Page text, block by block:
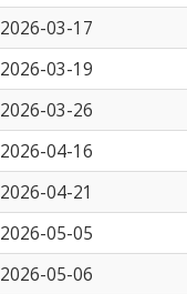
2026-03-17
2026-03-19
2026-03-26
2026-04-16
2026-04-21
2026-05-05
2026-05-06